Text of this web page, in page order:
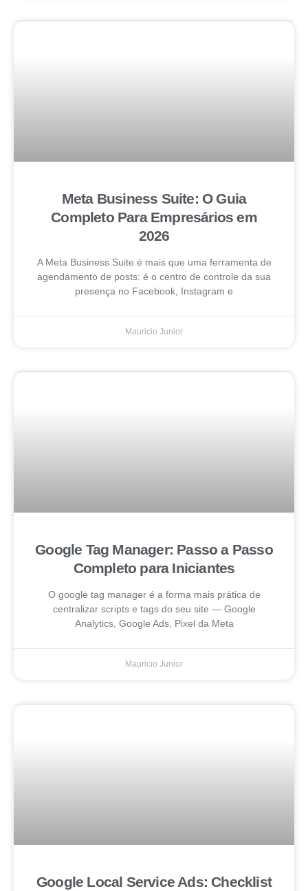
Meta Business Suite: O Guia
Completo Para Empresários em
2026
A Meta Business Suite é mais que uma ferramenta de
agendamento de posts: é o centro de controle da sua
presença no Facebook, Instagram e
Mauricio Junior
Google Tag Manager: Passo a Passo
Completo para Iniciantes
O google tag manager é a forma mais prática de
centralizar scripts e tags do seu site — Google
Analytics, Google Ads, Pixel da Meta
Mauricio Junior
Google Local Service Ads: Checklist